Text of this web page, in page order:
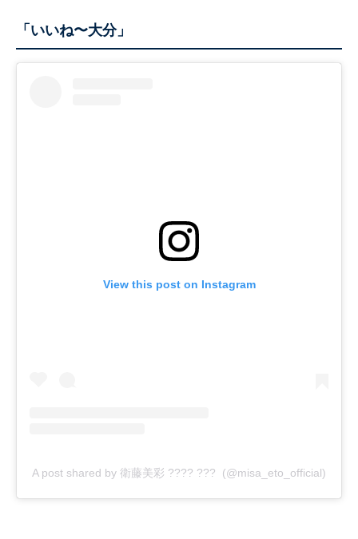
「いいね〜大分」
View this post on Instagram
A post shared by 衛藤美彩 ???? ??? (@misa_eto_official)